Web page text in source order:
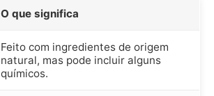
O que significa
Feito com ingredientes de origem
natural, mas pode incluir alguns
químicos.